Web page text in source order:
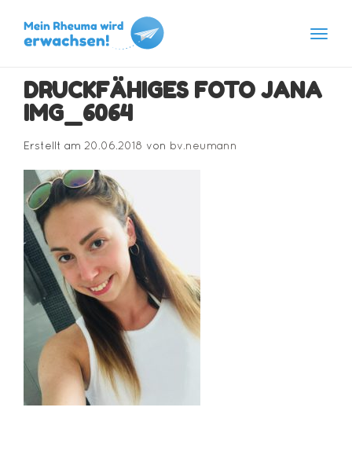
contentDRUCKFÄHIGES FOTO JANA
IMG_6064
Erstellt am 20.06.2018 von bv.neumann